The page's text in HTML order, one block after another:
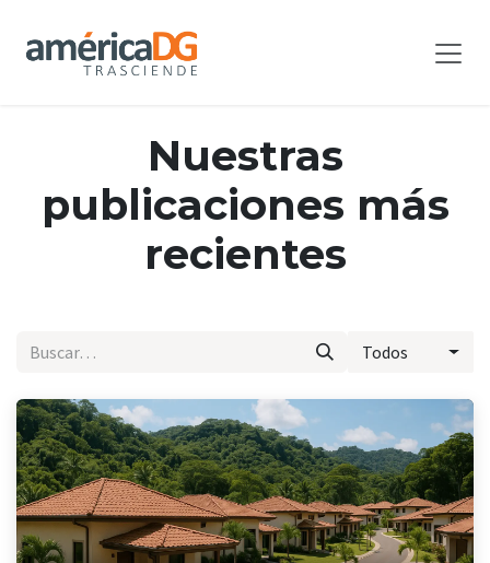
Nuestras
publicaciones más
recientes
Todos